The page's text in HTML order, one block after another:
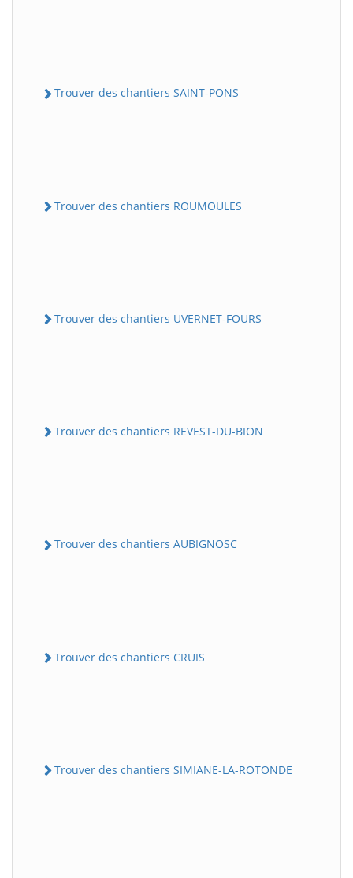
Trouver des chantiers SAINT-PONS
Trouver des chantiers ROUMOULES
Trouver des chantiers UVERNET-FOURS
Trouver des chantiers REVEST-DU-BION
Trouver des chantiers AUBIGNOSC
Trouver des chantiers CRUIS
Trouver des chantiers SIMIANE-LA-ROTONDE